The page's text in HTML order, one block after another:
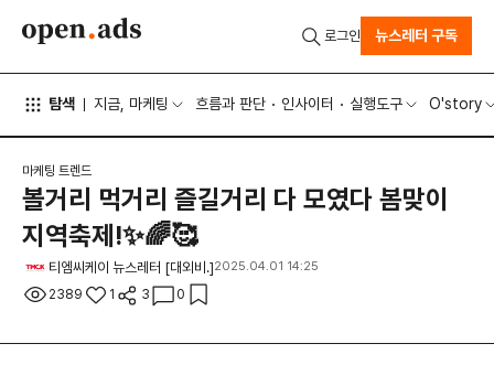
탐색 지금, 마케팅 흐름과 판단 인사이터 실행도구 O'story
로그인 뉴스레터 구독
마케팅 트렌드
볼거리 먹거리 즐길거리 다 모였다 봄맞이
지역축제!✨🌈🥰
티엠씨케이 뉴스레터 [대외비.]2025.04.01 14:25
2389 1 3 0